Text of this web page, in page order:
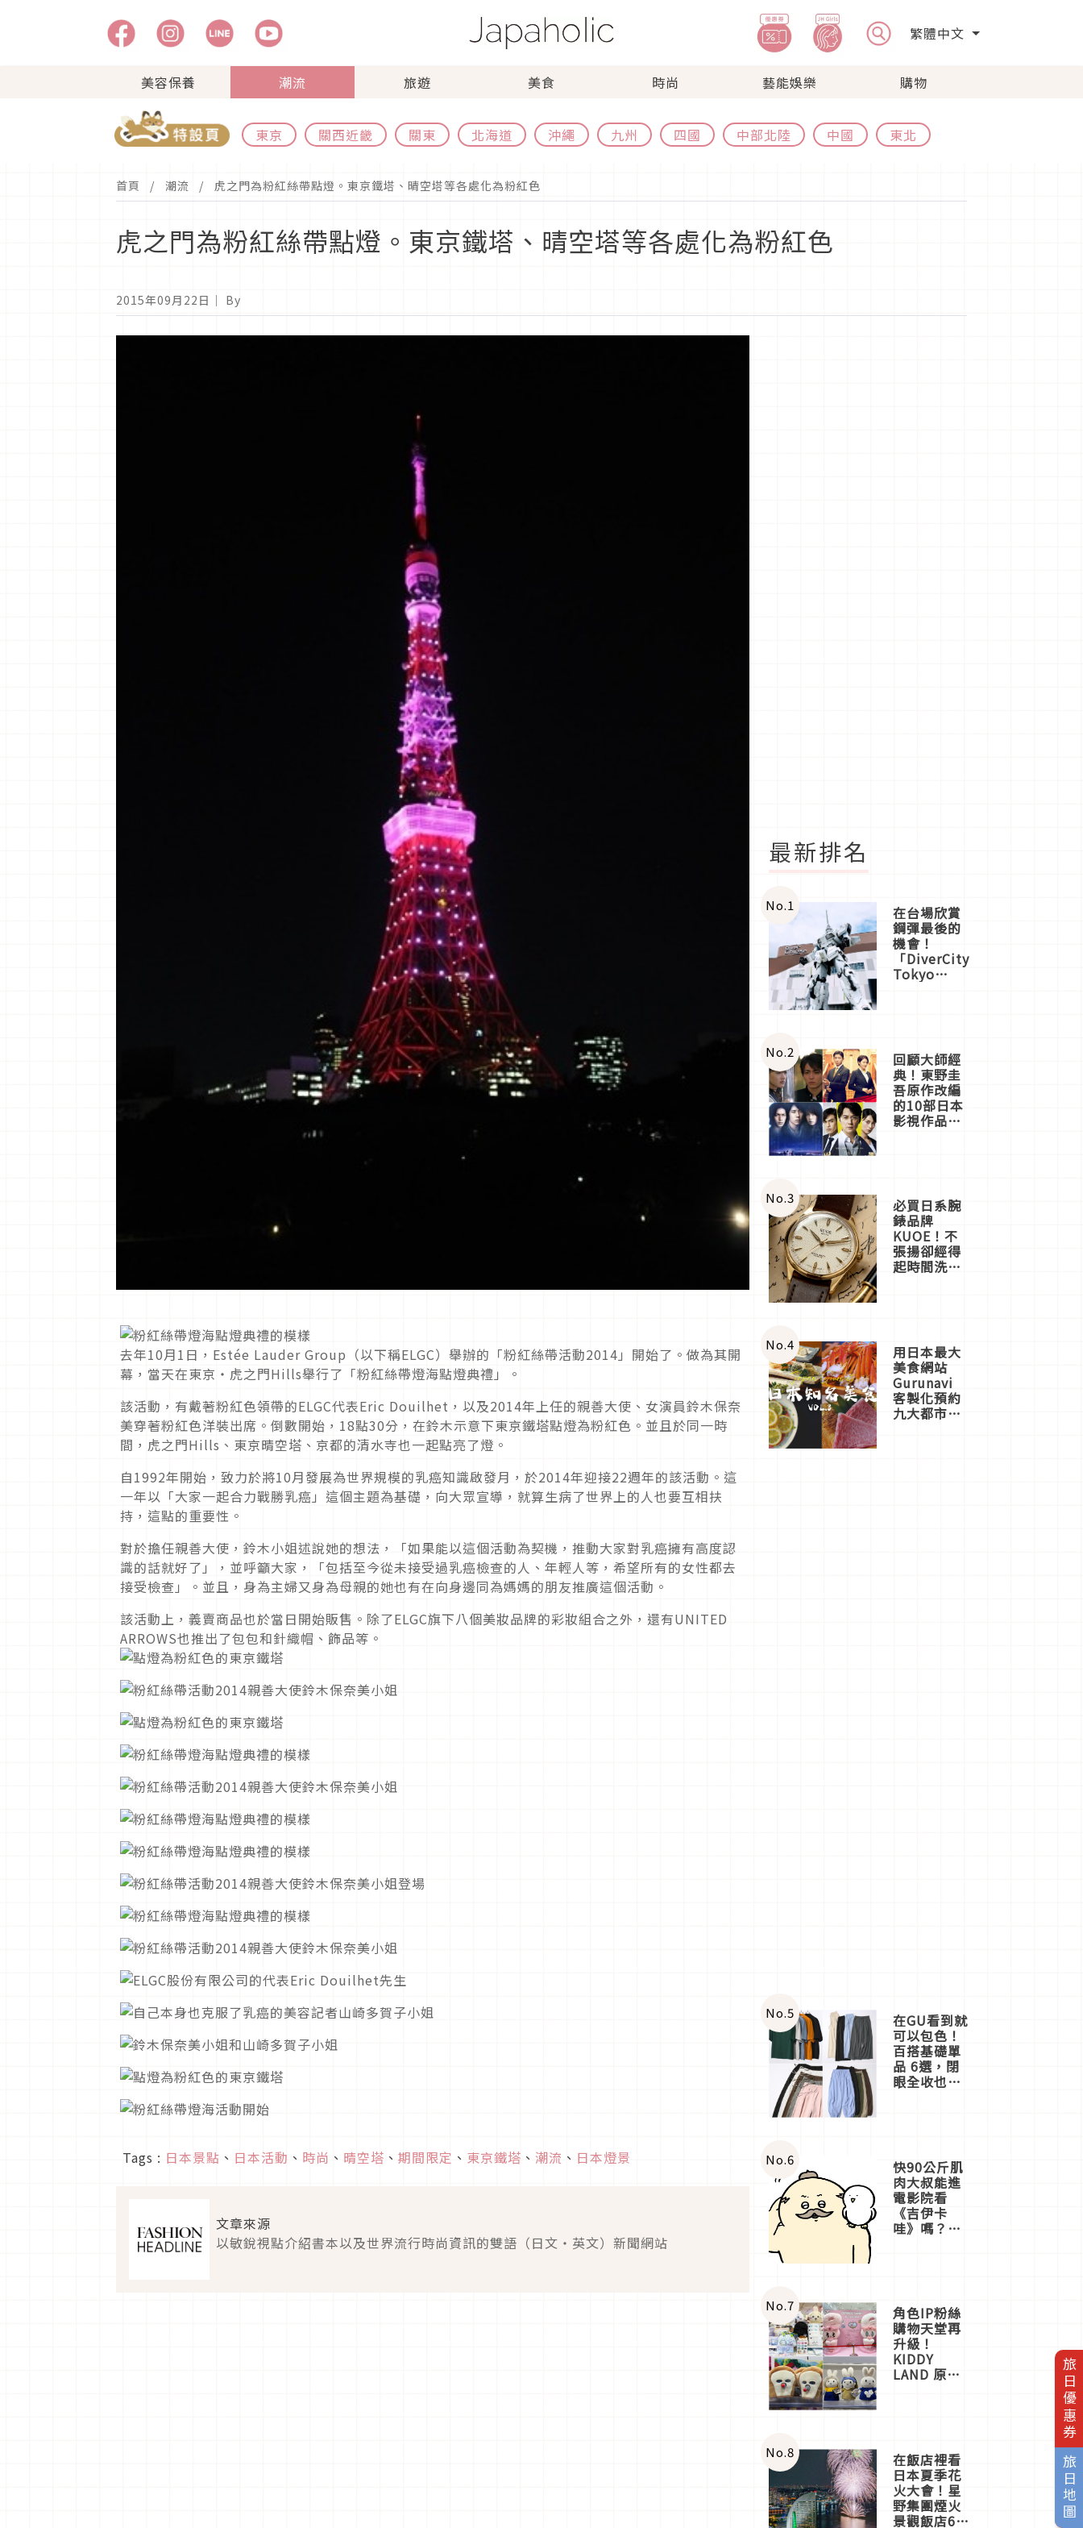
繁體中文
美容保養 潮流 旅遊 美食 時尚 藝能娛樂 購物
東京 關西近畿 關東 北海道 沖繩 九州 四國 中部北陸 中國 東北
旅日優惠券
旅日地圖
首頁 潮流 虎之門為粉紅絲帶點燈。東京鐵塔、晴空塔等各處化為粉紅色
虎之門為粉紅絲帶點燈。東京鐵塔、晴空塔等各處化為粉紅色
2015年09月22日 ｜ By
去年10月1日，Estée Lauder Group（以下稱ELGC）舉辦的「粉紅絲帶活動2014」開始了。做為其開
幕，當天在東京・虎之門Hills舉行了「粉紅絲帶燈海點燈典禮」。
該活動，有戴著粉紅色領帶的ELGC代表Eric Douilhet，以及2014年上任的親善大使、女演員鈴木保奈
美穿著粉紅色洋裝出席。倒數開始，18點30分，在鈴木示意下東京鐵塔點燈為粉紅色。並且於同一時
間，虎之門Hills、東京晴空塔、京都的清水寺也一起點亮了燈。
自1992年開始，致力於將10月發展為世界規模的乳癌知識啟發月，於2014年迎接22週年的該活動。這
一年以「大家一起合力戰勝乳癌」這個主題為基礎，向大眾宣導，就算生病了世界上的人也要互相扶
持，這點的重要性。
對於擔任親善大使，鈴木小姐述說她的想法，「如果能以這個活動為契機，推動大家對乳癌擁有高度認
識的話就好了」，並呼籲大家，「包括至今從未接受過乳癌檢查的人、年輕人等，希望所有的女性都去
接受檢查」。並且，身為主婦又身為母親的她也有在向身邊同為媽媽的朋友推廣這個活動。
該活動上，義賣商品也於當日開始販售。除了ELGC旗下八個美妝品牌的彩妝組合之外，還有UNITED
ARROWS也推出了包包和針織帽、飾品等。
Tags : 日本景點 、 日本活動 、 時尚 、 晴空塔 、 期間限定 、 東京鐵塔 、 潮流 、 日本燈景
文章來源
以敏銳視點介紹書本以及世界流行時尚資訊的雙語（日文・英文）新聞網站
最新排名
No.1 在台場欣賞
鋼彈最後的
機會！
「DiverCity
Tokyo
體驗
No.2 回顧大師經
典！東野圭
吾原作改編
的10部日本
影視作品推
No.3 必買日系腕
錶品牌
KUOE！不
張揚卻經得
起時間洗鍊
No.4 用日本最大
美食網站
Gurunavi
客製化預約
九大都市餐
No.5 在GU看到就
可以包色！
百搭基礎單
品 6選，閉
眼全收也不
No.6 快90公斤肌
肉大叔能進
電影院看
《吉伊卡
哇》嗎？日
一同給出了
答案
No.7 角色IP粉絲
購物天堂再
升級！
KIDDY
LAND 原宿
店3分即達
No.8 在飯店裡看
日本夏季花
火大會！星
野集團煙火
景觀飯店6